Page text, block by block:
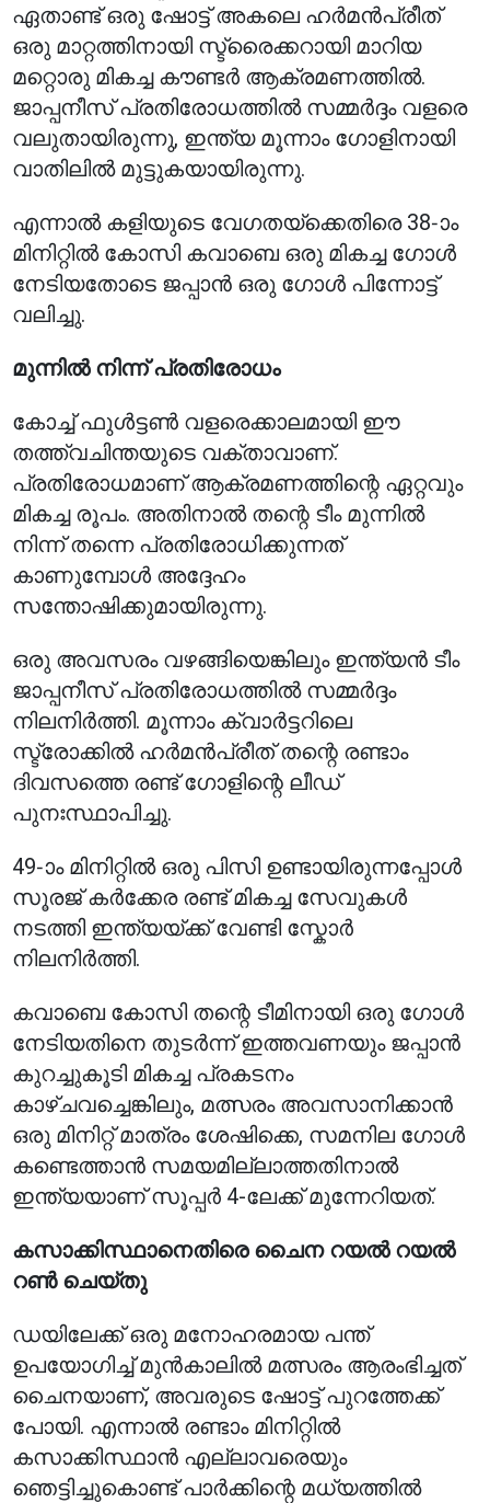
ഏതാണ്ട് ഒരു ഷോട്ട് അകലെ ഹർമൻപ്രീത്
ഒരു മാറ്റത്തിനായി സ്ട്രൈക്കറായി മാറിയ
മറ്റൊരു മികച്ച കൗണ്ടർ ആക്രമണത്തിൽ.
ജാപ്പനീസ് പ്രതിരോധത്തിൽ സമ്മർദ്ദം വളരെ
വലുതായിരുന്നു, ഇന്ത്യ മൂന്നാം ഗോളിനായി
വാതിലിൽ മുട്ടുകയായിരുന്നു.
എന്നാൽ കളിയുടെ വേഗതയ്ക്കെതിരെ 38-ാം
മിനിറ്റിൽ കോസി കവാബെ ഒരു മികച്ച ഗോൾ
നേടിയതോടെ ജപ്പാൻ ഒരു ഗോൾ പിന്നോട്ട്
വലിച്ചു.
മുന്നിൽ നിന്ന് പ്രതിരോധം
കോച്ച് ഫുൾട്ടൺ വളരെക്കാലമായി ഈ
തത്ത്വചിന്തയുടെ വക്താവാണ്.
പ്രതിരോധമാണ് ആക്രമണത്തിന്റെ ഏറ്റവും
മികച്ച രൂപം. അതിനാൽ തന്റെ ടീം മുന്നിൽ
നിന്ന് തന്നെ പ്രതിരോധിക്കുന്നത്
കാണുമ്പോൾ അദ്ദേഹം
സന്തോഷിക്കുമായിരുന്നു.
ഒരു അവസരം വഴങ്ങിയെങ്കിലും ഇന്ത്യൻ ടീം
ജാപ്പനീസ് പ്രതിരോധത്തിൽ സമ്മർദ്ദം
നിലനിർത്തി. മൂന്നാം ക്വാർട്ടറിലെ
സ്ട്രോക്കിൽ ഹർമൻപ്രീത് തന്റെ രണ്ടാം
ദിവസത്തെ രണ്ട് ഗോളിന്റെ ലീഡ്
പുനഃസ്ഥാപിച്ചു.
49-ാം മിനിറ്റിൽ ഒരു പിസി ഉണ്ടായിരുന്നപ്പോൾ
സൂരജ് കർക്കേര രണ്ട് മികച്ച സേവുകൾ
നടത്തി ഇന്ത്യയ്ക്ക് വേണ്ടി സ്കോർ
നിലനിർത്തി.
കവാബെ കോസി തന്റെ ടീമിനായി ഒരു ഗോൾ
നേടിയതിനെ തുടർന്ന് ഇത്തവണയും ജപ്പാൻ
കുറച്ചുകൂടി മികച്ച പ്രകടനം
കാഴ്ചവച്ചെങ്കിലും, മത്സരം അവസാനിക്കാൻ
ഒരു മിനിറ്റ് മാത്രം ശേഷിക്കെ, സമനില ഗോൾ
കണ്ടെത്താൻ സമയമില്ലാത്തതിനാൽ
ഇന്ത്യയാണ് സൂപ്പർ 4-ലേക്ക് മുന്നേറിയത്.
കസാക്കിസ്ഥാനെതിരെ ചൈന റയൽ റയൽ
റൺ ചെയ്തു
ഡയിലേക്ക് ഒരു മനോഹരമായ പന്ത്
ഉപയോഗിച്ച് മുൻകാലിൽ മത്സരം ആരംഭിച്ചത്
ചൈനയാണ്, അവരുടെ ഷോട്ട് പുറത്തേക്ക്
പോയി. എന്നാൽ രണ്ടാം മിനിറ്റിൽ
കസാക്കിസ്ഥാൻ എല്ലാവരെയും
ഞെട്ടിച്ചുകൊണ്ട് പാർക്കിന്റെ മധ്യത്തിൽ